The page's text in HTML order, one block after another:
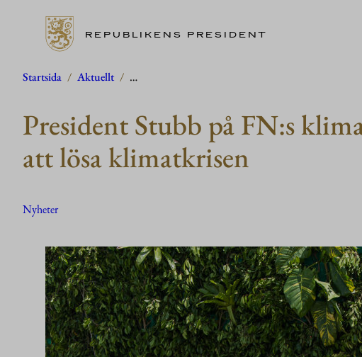
Hoppa
innehåll
REPUBLIKENS PRESIDENT
Startsida / Aktuellt / …
President Stubb på FN:s
att lösa klimatkrisen
Nyheter